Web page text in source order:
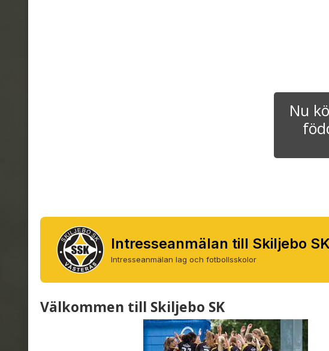
Nu
Intresseanmälan till Skiljebo SK
Intresseanmälan lag och fotbollsskolor
Välkommen till Skiljebo SK